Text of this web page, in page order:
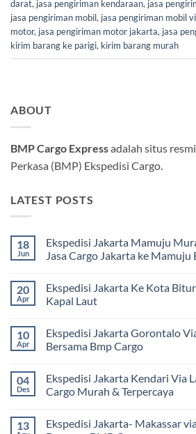
darat, jasa pengiriman kendaraan, jasa
jasa pengiriman mobil, jasa pengiriman mobil
motor, jasa pengiriman motor jakarta, jasa
kirim barang ke parigi, kirim barang murah
ABOUT
BMP Cargo Expressadalah situs
Perkasa (BMP) Ekspedisi Cargo.
LATEST POSTS
18
Jun
Ekspedisi Jakarta Mamuju
Jasa Cargo Jakarta ke Mamuju
komentar
pada
Ekspedisi
Murah
dan
Terpercaya
Cargo
Jakarta
ke
BMP
20
Apr
Ekspedisi Jakarta Ke Kota
Kapal Laut
komentar
pada
Ekspedisi
Kota
Bitung
Lebih
Kapal
10
Apr
Ekspedisi Jakarta Gorontalo
Bersama Bmp Cargo
komentar
pada
Ekspedisi
Via
04
Des
Ekspedisi Jakarta Kendari Via
Cargo Murah & Terpercaya
komentar
13
Ekspedisi Jakarta- Makassar